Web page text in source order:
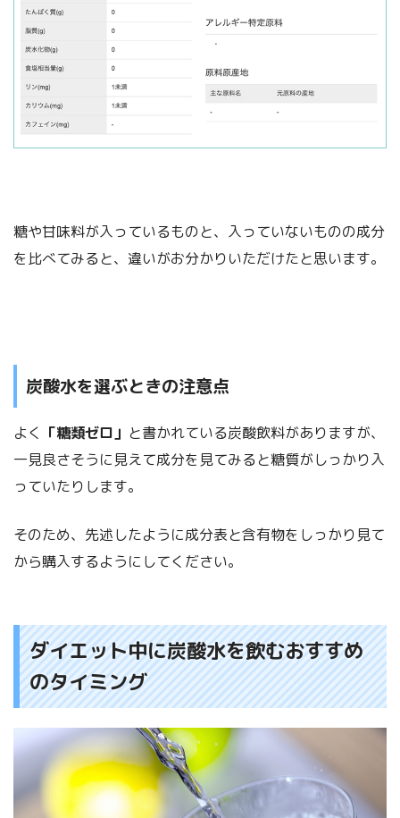
糖や甘味料が入っているものと、入っていないものの成分
を比べてみると、違いがお分かりいただけたと思います。
炭酸水を選ぶときの注意点
よく 「糖類ゼロ」 と書かれている炭酸飲料がありますが、
一見良さそうに見えて成分を見てみると糖質がしっかり入
っていたりします。
そのため、先述したように成分表と含有物をしっかり見て
から購入するようにしてください。
ダイエット中に炭酸水を飲むおすすめ
のタイミング